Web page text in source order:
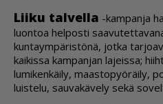
Lii­ku tal­vel­la -kam­pan­ja
luon­toa hel­pos­ti
kun­ta­ym­pä­ris­tö­nä, jot­ka
kai­kis­sa kam­pan­jan la­jeis­sa;
lu­mi­ken­käi­ly, maas­to­pyö­räi­ly,
luis­te­lu, sau­va­kä­ve­ly sekä